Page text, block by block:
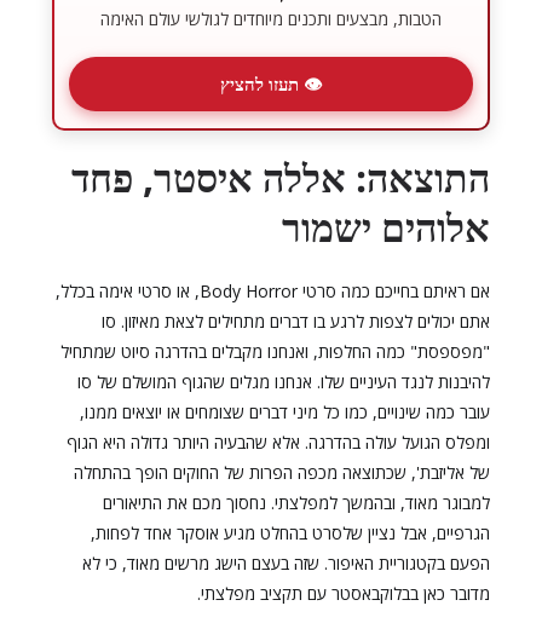
הטבות, מבצעים ותכנים מיוחדים לגולשי עולם האימה
👁 תעזו להציץ
התוצאה: אללה איסטר, פחד
אלוהים ישמור
אם ראיתם בחייכם כמה סרטי Body Horror, או סרטי אימה בכלל,
אתם יכולים לצפות לרגע בו דברים מתחילים לצאת מאיזון. סו
"מפספסת" כמה החלפות, ואנחנו מקבלים בהדרגה סיוט שמתחיל
להיבנות לנגד העיניים שלו. אנחנו מגלים שהגוף המושלם של סו
עובר כמה שינויים, כמו כל מיני דברים שצומחים או יוצאים ממנו,
ומפלס הגועל עולה בהדרגה. אלא שהבעיה היותר גדולה היא הגוף
של אליזבת', שכתוצאה מכפה הפרות של החוקים הופך בהתחלה
למבוגר מאוד, ובהמשך למפלצתי. נחסוך מכם את התיאורים
הגרפיים, אבל נציין שלסרט בהחלט מגיע אוסקר אחד לפחות,
הפעם בקטגוריית האיפור. שזה בעצם הישג מרשים מאוד, כי לא
מדובר כאן בבלוקבאסטר עם תקציב מפלצתי.